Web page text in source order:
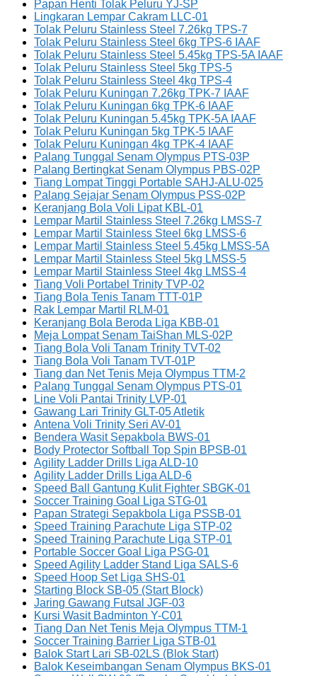
Papan Henti Tolak Peluru YJ-SP
Lingkaran Lempar Cakram LLC-01
Tolak Peluru Stainless Steel 7.26kg TPS-7
Tolak Peluru Stainless Steel 6kg TPS-6 IAAF
Tolak Peluru Stainless Steel 5.45kg TPS-5A IAAF
Tolak Peluru Stainless Steel 5kg TPS-5
Tolak Peluru Stainless Steel 4kg TPS-4
Tolak Peluru Kuningan 7.26kg TPK-7 IAAF
Tolak Peluru Kuningan 6kg TPK-6 IAAF
Tolak Peluru Kuningan 5.45kg TPK-5A IAAF
Tolak Peluru Kuningan 5kg TPK-5 IAAF
Tolak Peluru Kuningan 4kg TPK-4 IAAF
Palang Tunggal Senam Olympus PTS-03P
Palang Bertingkat Senam Olympus PBS-02P
Tiang Lompat Tinggi Portable SAHJ-ALU-025
Palang Sejajar Senam Olympus PSS-02P
Keranjang Bola Voli Lipat KBL-01
Lempar Martil Stainless Steel 7.26kg LMSS-7
Lempar Martil Stainless Steel 6kg LMSS-6
Lempar Martil Stainless Steel 5.45kg LMSS-5A
Lempar Martil Stainless Steel 5kg LMSS-5
Lempar Martil Stainless Steel 4kg LMSS-4
Tiang Voli Portabel Trinity TVP-02
Tiang Bola Tenis Tanam TTT-01P
Rak Lempar Martil RLM-01
Keranjang Bola Beroda Liga KBB-01
Meja Lompat Senam TaiShan MLS-02P
Tiang Bola Voli Tanam Trinity TVT-02
Tiang Bola Voli Tanam TVT-01P
Tiang dan Net Tenis Meja Olympus TTM-2
Palang Tunggal Senam Olympus PTS-01
Line Voli Pantai Trinity LVP-01
Gawang Lari Trinity GLT-05 Atletik
Antena Voli Trinity Seri AV-01
Bendera Wasit Sepakbola BWS-01
Body Protector Softball Top Spin BPSB-01
Agility Ladder Drills Liga ALD-10
Agility Ladder Drills Liga ALD-6
Speed Ball Gantung Kulit Fighter SBGK-01
Soccer Training Goal Liga STG-01
Papan Strategi Sepakbola Liga PSSB-01
Speed Training Parachute Liga STP-02
Speed Training Parachute Liga STP-01
Portable Soccer Goal Liga PSG-01
Speed Agility Ladder Stand Liga SALS-6
Speed Hoop Set Liga SHS-01
Starting Block SB-05 (Start Block)
Jaring Gawang Futsal JGF-03
Kursi Wasit Badminton Y-C01
Tiang Dan Net Tenis Meja Olympus TTM-1
Soccer Training Barrier Liga STB-01
Balok Start Lari SB-02LS (Blok Start)
Balok Keseimbangan Senam Olympus BKS-01